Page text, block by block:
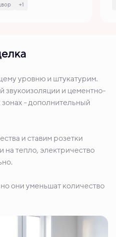
+1
уровню и штукатурим.
звукоизоляции и цементно-
- дополнительный
и ставим розетки
тепло, электричество
они уменьшат количество